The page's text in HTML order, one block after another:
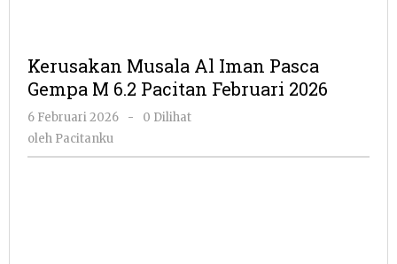
Kerusakan Musala Al Iman Pasca
Gempa M 6.2 Pacitan Februari 2026
6 Februari 2026
oleh
-
0 Dilihat
oleh Pacitanku